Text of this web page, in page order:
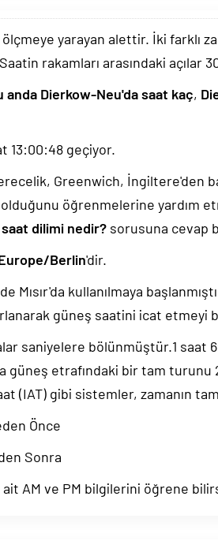
ölçmeye yarayan alettir. İki farklı
rakamları arasındaki açılar
anda Dierkow-Neu'da saat kaç,
13:00:49 geçiyor.
Greenwich, İngiltere'den
öğrenmelerine yardım
dilimi nedir? sorusuna cevap
Berlin'dir.
Mısır'da kullanılmaya
güneş saatini icat etmeyi
saniyelere bölünmüştür.1 saat
güneş etrafındaki bir tam
(IAT) gibi sistemler, zamanın
Önce
Sonra
AM ve PM bilgilerini öğrene